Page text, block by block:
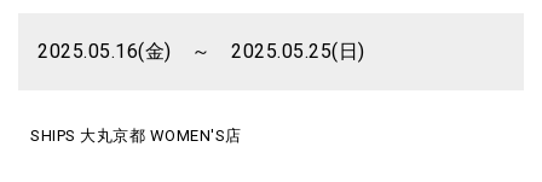
2025.05.16(金) ～ 2025.05.25(日)
SHIPS 大丸京都 WOMEN'S店